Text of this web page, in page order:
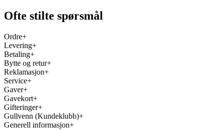
Ofte stilte spørsmål
Ordre
Levering
Betaling
Bytte og retur
Reklamasjon
Service
Gaver
Gavekort
Gifteringer
Gullvenn (Kundeklubb)
Generell informasjon